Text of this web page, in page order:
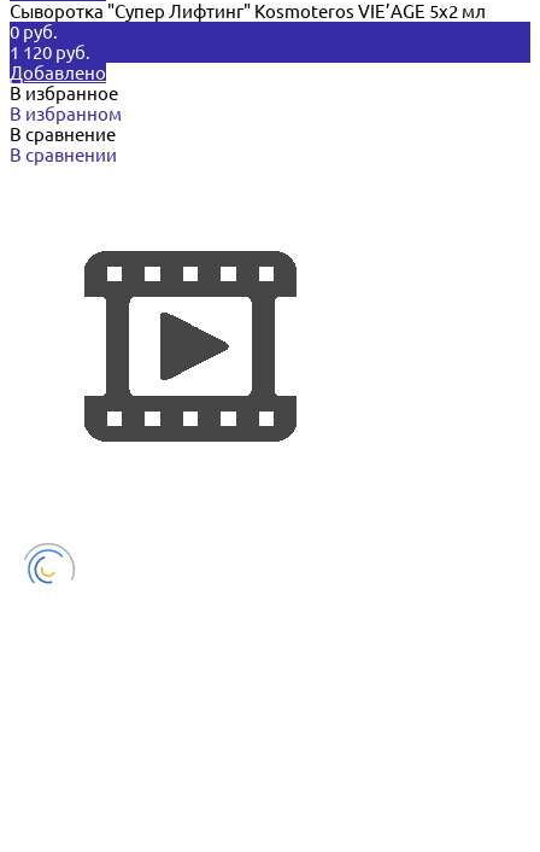
Сыворотка "Супер Лифтинг" Kosmoteros VIE’AGE 5х2 мл
0 руб.
1 120 руб.
Добавлено
В избранное
В избранном
В сравнение
В сравнении